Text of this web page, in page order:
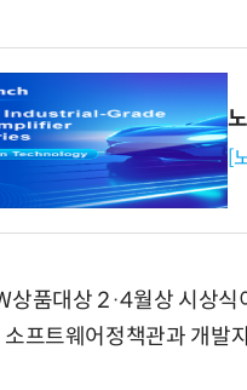
[
상품대상 2·4월상 시상
소프트웨어정책관과 개발
체계화 된 데이터가 곧 AI 시대의 경쟁력이다